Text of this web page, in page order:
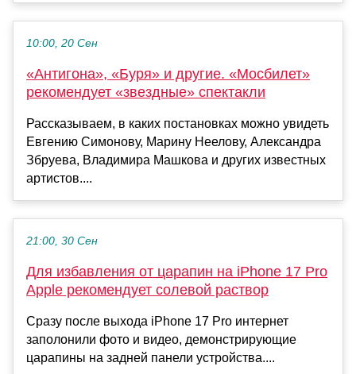
10:00, 20 Сен
«Антигона», «Буря» и другие. «Мосбилет»
рекомендует «звездные» спектакли
Рассказываем, в каких постановках можно увидеть
Евгению Симонову, Марину Неелову, Александра
Збруева, Владимира Машкова и других известных
артистов....
21:00, 30 Сен
Для избавления от царапин на iPhone 17 Pro
Apple рекомендует солевой раствор
Сразу после выхода iPhone 17 Pro интернет
заполонили фото и видео, демонстрирующие
царапины на задней панели устройства....